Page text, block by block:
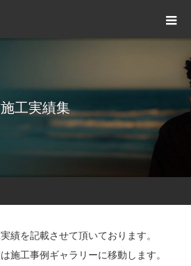
施工実績集
績を記載させて頂いております。
施工事例ギャラリーに移動します。